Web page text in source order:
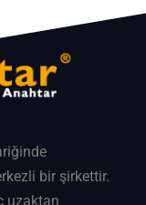
bir şirkettir.
uzaktan